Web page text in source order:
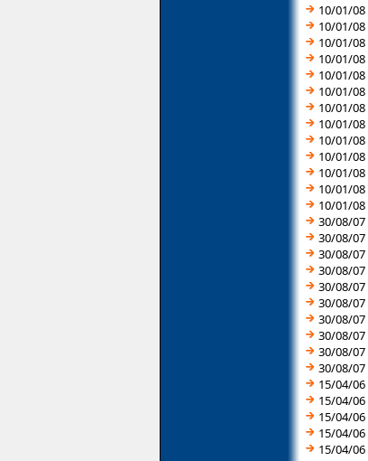
10/01/08
10/01/08
10/01/08
10/01/08
10/01/08
10/01/08
10/01/08
10/01/08
10/01/08
10/01/08
10/01/08
10/01/08
10/01/08
30/08/07
30/08/07
30/08/07
30/08/07
30/08/07
30/08/07
30/08/07
30/08/07
30/08/07
30/08/07
15/04/06
15/04/06
15/04/06
15/04/06
15/04/06